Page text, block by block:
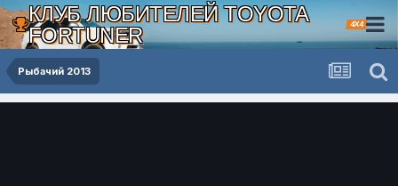
КЛУБ ЛЮБИТЕЛЕЙ TOYOTA
FORTUNER
4X4
Рыбачий 2013